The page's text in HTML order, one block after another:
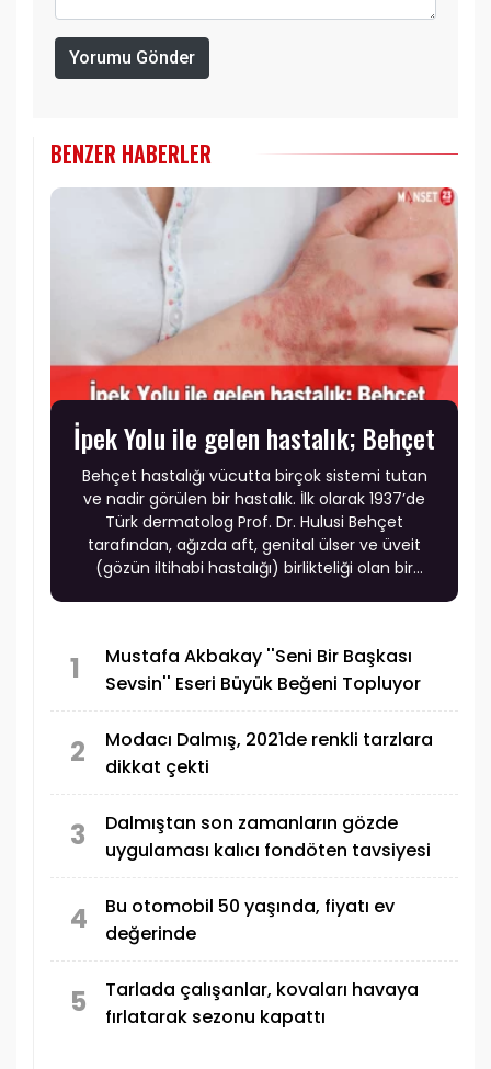
Yorumu Gönder
BENZER HABERLER
İpek Yolu ile gelen hastalık; Behçet
Behçet hastalığı vücutta birçok sistemi tutan
ve nadir görülen bir hastalık. İlk olarak 1937’de
Türk dermatolog Prof. Dr. Hulusi Behçet
tarafından, ağızda aft, genital ülser ve üveit
(gözün iltihabi hastalığı) birlikteliği olan bir
Türkiye olduğunun altını çizerek uyarılarda
bulundu.
1
Mustafa Akbakay ''Seni Bir Başkası
Sevsin'' Eseri Büyük Beğeni Topluyor
2
Modacı Dalmış, 2021de renkli tarzlara
dikkat çekti
3
Dalmıştan son zamanların gözde
uygulaması kalıcı fondöten tavsiyesi
4
Bu otomobil 50 yaşında, fiyatı ev
değerinde
5
Tarlada çalışanlar, kovaları havaya
fırlatarak sezonu kapattı